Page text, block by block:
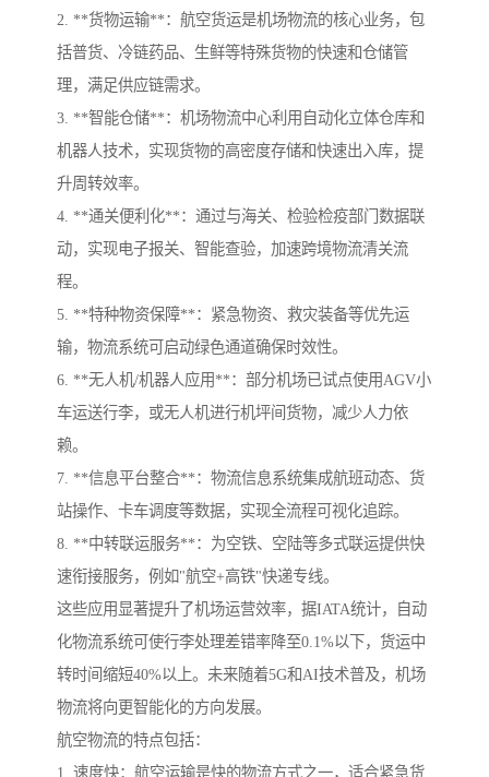
2. **货物运输**：航空货运是机场物流的核心业务，包
括普货、冷链药品、生鲜等特殊货物的快速和仓储管
理，满足供应链需求。
3. **智能仓储**：机场物流中心利用自动化立体仓库和
机器人技术，实现货物的高密度存储和快速出入库，提
升周转效率。
4. **通关便利化**：通过与海关、检验检疫部门数据联
动，实现电子报关、智能查验，加速跨境物流清关流
程。
5. **特种物资保障**：紧急物资、救灾装备等优先运
输，物流系统可启动绿色通道确保时效性。
6. **无人机/机器人应用**：部分机场已试点使用AGV小
车运送行李，或无人机进行机坪间货物，减少人力依
赖。
7. **信息平台整合**：物流信息系统集成航班动态、货
站操作、卡车调度等数据，实现全流程可视化追踪。
8. **中转联运服务**：为空铁、空陆等多式联运提供快
速衔接服务，例如"航空+高铁"快递专线。
这些应用显著提升了机场运营效率，据IATA统计，自动
化物流系统可使行李处理差错率降至0.1%以下，货运中
转时间缩短40%以上。未来随着5G和AI技术普及，机场
物流将向更智能化的方向发展。
航空物流的特点包括：
1. 速度快：航空运输是快的物流方式之一，适合紧急货